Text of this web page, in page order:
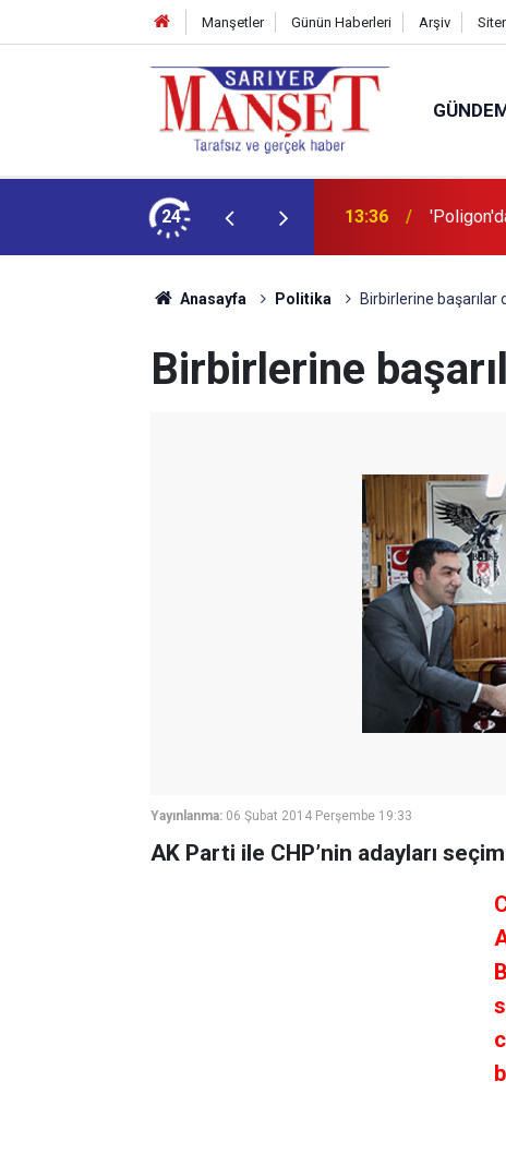
Manşetler Günün Haberleri Arşiv
24 13:36
Anasayfa Politika Birbirlerine başarılar
Birbirlerine
Yayınlanma: 06 Şubat 2014 Perşembe 19:33
AK Parti ile CHP’nin adayları